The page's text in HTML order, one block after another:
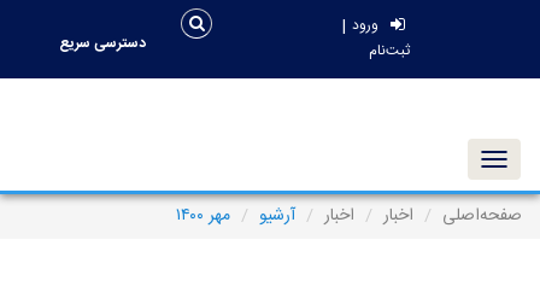
ورود |
ثبت‌نام دسترسی سریع
Toggle navigation
صفحه‌اصلی
اخبار اخبار آرشیو مهر ۱۴۰۰